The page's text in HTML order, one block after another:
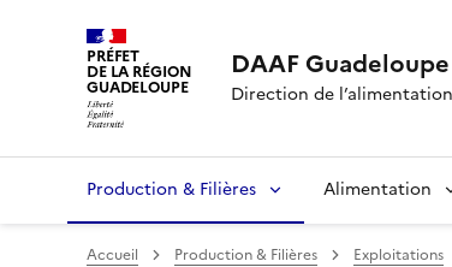
PRÉFET
DE LA RÉGION
GUADELOUPE
DAAF Guadeloupe
Direction de
Production & Filières Alimentation
Accueil Production & Filières Exploitations